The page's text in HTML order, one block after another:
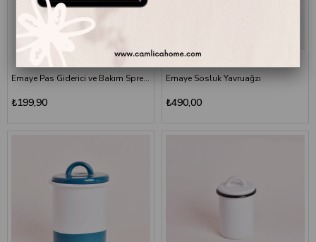
Emaye Pas Giderici ve Bakım Spreyi 50ml
₺199,90
Emaye Sosluk Yavruağzı
₺490,00